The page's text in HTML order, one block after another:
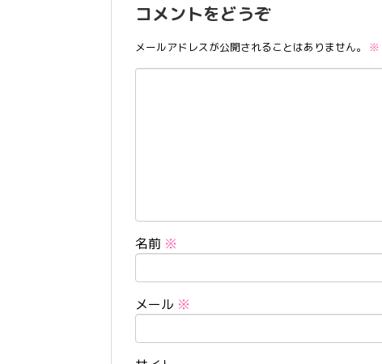
コメントをどうぞ
メールアドレスが公開されることはありません。 ※
名前 ※
メール ※